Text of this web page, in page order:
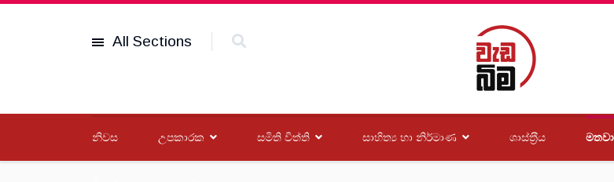
All Sections
නිවස උපකාරක සමිති විත්ති සාහිත්‍ය හා නිර්මාණ ශාස්ත‍්‍රීය